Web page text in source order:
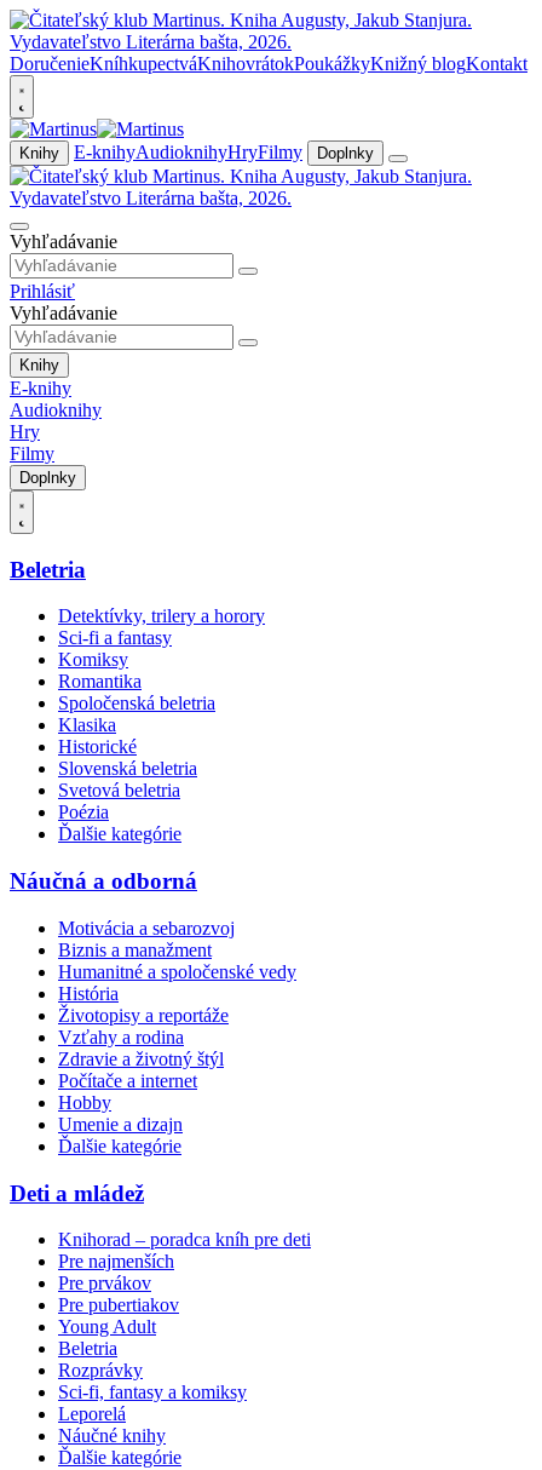
DoručenieKníhkupectváKnihovrátokPoukážkyKnižný blogKontakt
Knihy E-knihyAudioknihyHryFilmy Doplnky
Vyhľadávanie
Prihlásiť
Vyhľadávanie
Knihy
E-knihy
Audioknihy
Hry
Filmy
Doplnky
Beletria
Detektívky, trilery a horory
Sci-fi a fantasy
Komiksy
Romantika
Spoločenská beletria
Klasika
Historické
Slovenská beletria
Svetová beletria
Poézia
Ďalšie kategórie
Náučná a odborná
Motivácia a sebarozvoj
Biznis a manažment
Humanitné a spoločenské vedy
História
Životopisy a reportáže
Vzťahy a rodina
Zdravie a životný štýl
Počítače a internet
Hobby
Umenie a dizajn
Ďalšie kategórie
Deti a mládež
Knihorad – poradca kníh pre deti
Pre najmenších
Pre prvákov
Pre pubertiakov
Young Adult
Beletria
Rozprávky
Sci-fi, fantasy a komiksy
Leporelá
Náučné knihy
Ďalšie kategórie